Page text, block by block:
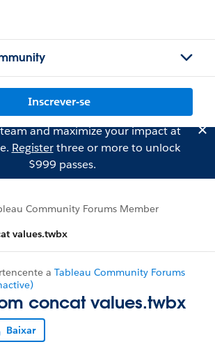
Inscrever-se
and maximize your impact at
Registerthree or more to unlock
$999 passes.
Community Forums Member
values.twbx
a Tableau Community Forums
concat values.twbx
Baixar